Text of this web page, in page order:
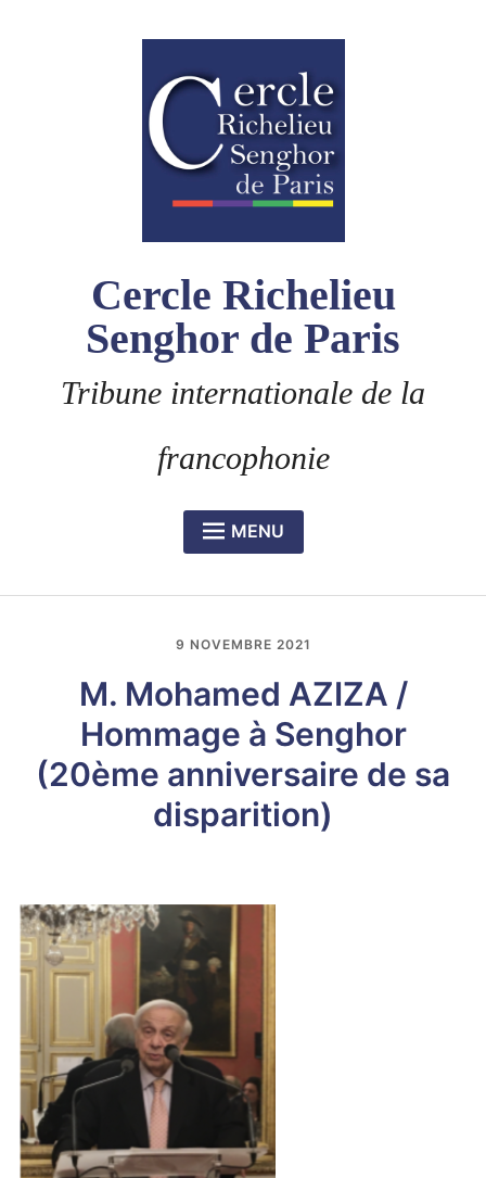
Cercle Richelieu
Senghor de Paris
Tribune internationale de la
francophonie
MENU
child
LE PRIX RICHELIEU SENGHOR
9 NOVEMBRE 2021
M. Mohamed AZIZA /
Hommage à Senghor
(20ème anniversaire de sa
disparition)